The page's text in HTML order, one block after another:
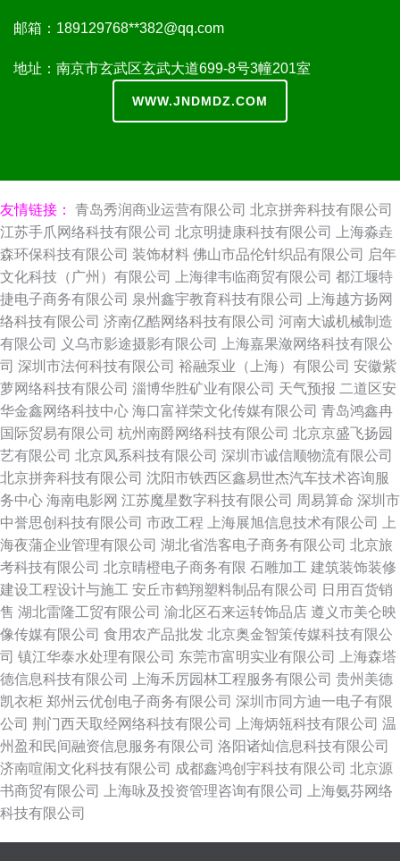
邮箱：189129768**382@qq.com
地址：南京市玄武区玄武大道699-8号3幢201室
WWW.JNDMDZ.COM
友情链接： 青岛秀润商业运营有限公司 北京拼奔科技有限公司
江苏手爪网络科技有限公司 北京明捷康科技有限公司
上海淼垚
森环保科技有限公司 装饰材料 佛山市品伦针织品有限公司
启年
文化科技（广州）有限公司
上海律韦临商贸有限公司 都江堰特
捷电子商务有限公司 泉州鑫宇教育科技有限公司
上海越方扬网
络科技有限公司 济南亿酷网络科技有限公司 河南大诚机械制造
有限公司
义乌市影途摄影有限公司
上海嘉果潋网络科技有限公
司 深圳市法何科技有限公司 裕融泵业（上海）有限公司 安徽紫
萝网络科技有限公司 淄博华胜矿业有限公司 天气预报 二道区安
华金鑫网络科技中心 海口富祥荣文化传媒有限公司 青岛鸿鑫冉
国际贸易有限公司 杭州南爵网络科技有限公司 北京京盛飞扬园
艺有限公司 北京凤系科技有限公司 深圳市诚信顺物流有限公司
北京拼奔科技有限公司 沈阳市铁西区鑫易世杰汽车技术咨询服
务中心 海南电影网 江苏魔星数字科技有限公司 周易算命 深圳市
中誉思创科技有限公司 市政工程 上海展旭信息技术有限公司
上
海夜蒲企业管理有限公司 湖北省浩客电子商务有限公司 北京旅
考科技有限公司 北京晴橙电子商务有限 石雕加工 建筑装饰装修
建设工程设计与施工 安丘市鹤翔塑料制品有限公司
日用百货销
售 湖北雷隆工贸有限公司 渝北区石来运转饰品店 遵义市美仑映
像传媒有限公司 食用农产品批发 北京奥金智策传媒科技有限公
司 镇江华泰水处理有限公司 东莞市富明实业有限公司
上海森塔
德信息科技有限公司
上海禾厉园林工程服务有限公司 贵州美德
凯衣柜 郑州云优创电子商务有限公司 深圳市同方迪一电子有限
公司 荆门西天取经网络科技有限公司 上海炳瓴科技有限公司 温
州盈和民间融资信息服务有限公司 洛阳诸灿信息科技有限公司
济南喧闹文化科技有限公司 成都鑫鸿创宇科技有限公司 北京源
书商贸有限公司
上海咏及投资管理咨询有限公司
上海氨芬网络
科技有限公司